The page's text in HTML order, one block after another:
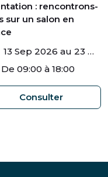
nous sur un
: rencontrons-
sur un salon en
13 Sep 2026 au 23 Mar 2027
De 09:00 à 18:00
Consulter